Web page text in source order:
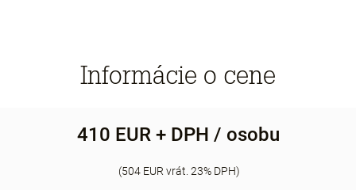
Informácie o cene
410 EUR + DPH / osobu
(504 EUR vrát. 23% DPH)